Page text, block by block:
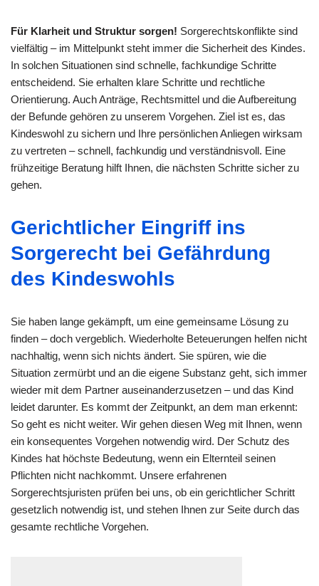
Für Klarheit und Struktur sorgen! Sorgerechtskonflikte sind
vielfältig – im Mittelpunkt steht immer die Sicherheit des Kindes.
In solchen Situationen sind schnelle, fachkundige Schritte
entscheidend. Sie erhalten klare Schritte und rechtliche
Orientierung. Auch Anträge, Rechtsmittel und die Aufbereitung
der Befunde gehören zu unserem Vorgehen. Ziel ist es, das
Kindeswohl zu sichern und Ihre persönlichen Anliegen wirksam
zu vertreten – schnell, fachkundig und verständnisvoll. Eine
frühzeitige Beratung hilft Ihnen, die nächsten Schritte sicher zu
gehen.
Gerichtlicher Eingriff ins
Sorgerecht bei Gefährdung
des Kindeswohls
Sie haben lange gekämpft, um eine gemeinsame Lösung zu
finden – doch vergeblich. Wiederholte Beteuerungen helfen nicht
nachhaltig, wenn sich nichts ändert. Sie spüren, wie die
Situation zermürbt und an die eigene Substanz geht, sich immer
wieder mit dem Partner auseinanderzusetzen – und das Kind
leidet darunter. Es kommt der Zeitpunkt, an dem man erkennt:
So geht es nicht weiter. Wir gehen diesen Weg mit Ihnen, wenn
ein konsequentes Vorgehen notwendig wird. Der Schutz des
Kindes hat höchste Bedeutung, wenn ein Elternteil seinen
Pflichten nicht nachkommt. Unsere erfahrenen
Sorgerechtsjuristen prüfen bei uns, ob ein gerichtlicher Schritt
gesetzlich notwendig ist, und stehen Ihnen zur Seite durch das
gesamte rechtliche Vorgehen.